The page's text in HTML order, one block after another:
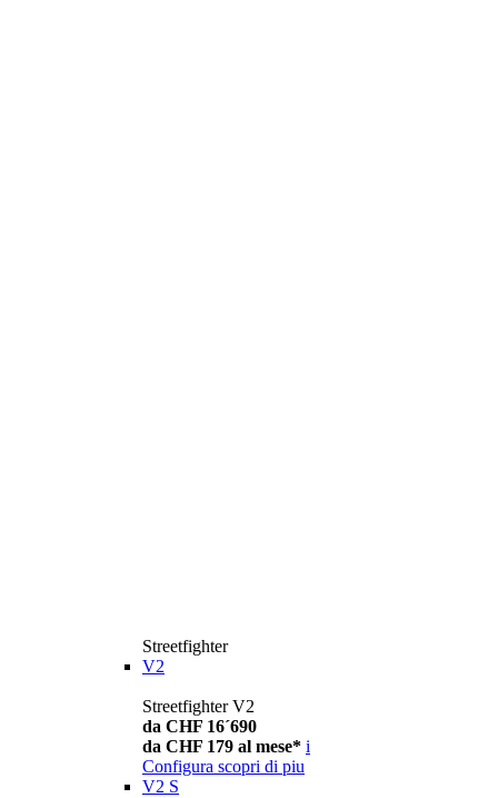
Streetfighter
V2
Streetfighter V2
da CHF 16´690
da CHF 179 al mese* i
Configura scopri di piu
V2 S